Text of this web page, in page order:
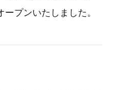
プンいたしました。